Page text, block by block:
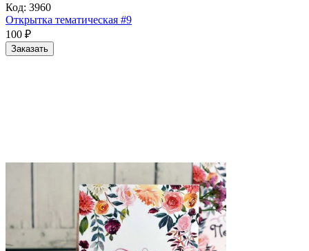
Код: 3960
Открытка тематическая #9
100 ₽
Заказать